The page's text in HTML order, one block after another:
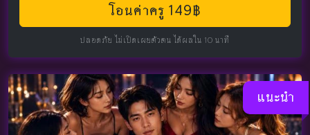
โอนค่าครู 149฿
ปลอดภัย ไม่เปิดเผยตัวตน ได้ผลใน 10 นาที
แนะนำ